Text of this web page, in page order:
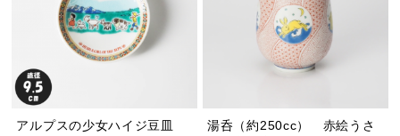
アルプスの少女ハイジ豆皿
湯呑（約250cc） 赤絵うさ